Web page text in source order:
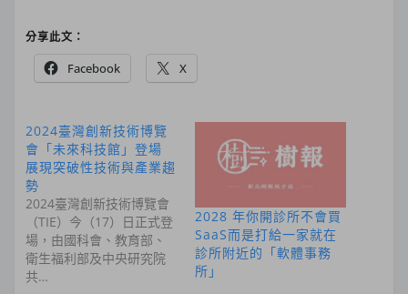
分享此文：
Facebook X
2024臺灣創新技術博覽
會「未來科技館」登場
展現突破性技術與產業趨
勢
2024臺灣創新技術博覽會
（TIE）今（17）日正式登
場，由國科會、教育部、
衛生福利部及中央研究院
共…
2028 年你開診所不會買
SaaS而是打給一家就在
診所附近的「軟體事務
所」